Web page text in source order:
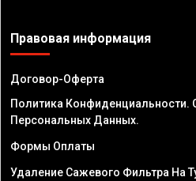
Правовая информация
Договор-Оферта
Политика Конфиденциальности.
Персональных Данных.
Формы Оплаты
Удаление Сажевого Фильтра На